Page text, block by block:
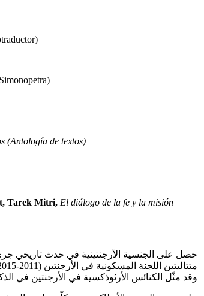
(Antología de textos)
Tarek Mitri, El diálogo de la fe y la misión
وقد مثّل الكنائس الأرثوذكسية في الأرجنتين في الذكرى المئوية الثانية لعيد العلم (2012) وفي الذكرى المئوية الثانية